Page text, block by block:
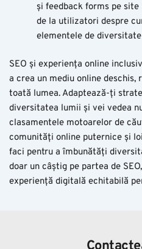
și feedback forms pe
de la utilizatori despre
elementele de
SEO și experiența online
a crea un mediu online
toată lumea. Adaptează-ți
diversitatea lumii și vei vedea
clasamentele motoarelor de
comunități online puternice și
faci pentru a îmbunătăți
doar un câștig pe partea de
experiență digitală echitabilă